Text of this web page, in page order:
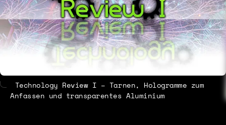
Technology Review I – Tarnen, Hologramme zum
Anfassen und transparentes Aluminium